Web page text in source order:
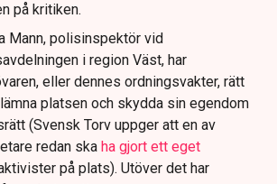
på kritiken.
Mann, polisinspektör vid
i region Väst, har
eller dennes ordningsvakter, rätt
platsen och skydda sin egendom
(Svensk Torv uppger att en av
redan ska ha gjort ett eget
på plats). Utöver det har